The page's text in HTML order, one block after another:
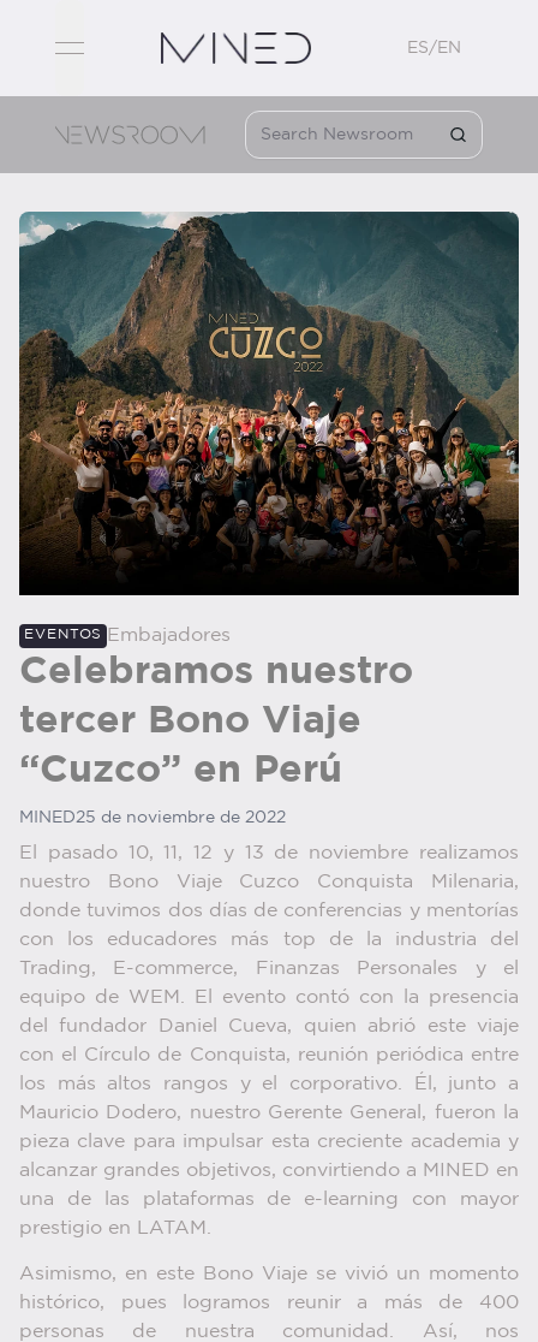
open navigation menu
ES/EN
EVENTOS Embajadores
Celebramos nuestro
tercer Bono Viaje
“Cuzco” en Perú
MINED25 de noviembre de 2022
El pasado 10, 11, 12 y 13 de noviembre realizamos
nuestro Bono Viaje Cuzco Conquista Milenaria,
donde tuvimos dos días de conferencias y mentorías
con los educadores más top de la industria del
Trading, E-commerce, Finanzas Personales y el
equipo de WEM. El evento contó con la presencia
del fundador Daniel Cueva, quien abrió este viaje
con el Círculo de Conquista, reunión periódica entre
los más altos rangos y el corporativo. Él, junto a
Mauricio Dodero, nuestro Gerente General, fueron la
pieza clave para impulsar esta creciente academia y
alcanzar grandes objetivos, convirtiendo a MINED en
una de las plataformas de e-learning con mayor
prestigio en LATAM.
Asimismo, en este Bono Viaje se vivió un momento
histórico, pues logramos reunir a más de 400
personas de nuestra comunidad. Así, nos